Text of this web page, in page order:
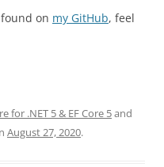
on my GitHub, feel
for .NET 5 & EF Core 5and
August 27, 2020.